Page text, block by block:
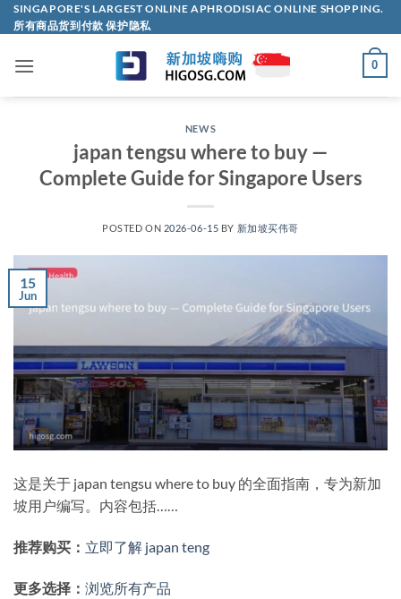
Skip
to
SINGAPORE'S LARGEST ONLINE APHRODISIAC ONLINE SHOPPING.
所有商品货到付款 保护隐私
0
NEWS
japan tengsu where to buy —
Complete Guide for Singapore Users
POSTED ON 2026-06-15 BY 新加坡买伟哥
15
Jun
这是关于 japan tengsu where to buy 的全面指南，专为新加
坡用户编写。内容包括……
推荐购买： 立即了解 japan teng
更多选择： 浏览所有产品